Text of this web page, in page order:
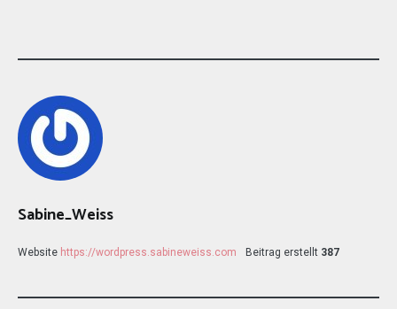
Sabine_Weiss
Website https://wordpress.sabineweiss.com Beitrag erstellt 387